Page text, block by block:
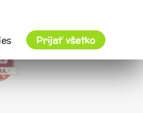
Prijať všetko